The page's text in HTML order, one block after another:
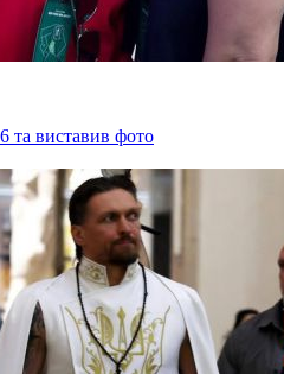
та виставив фото